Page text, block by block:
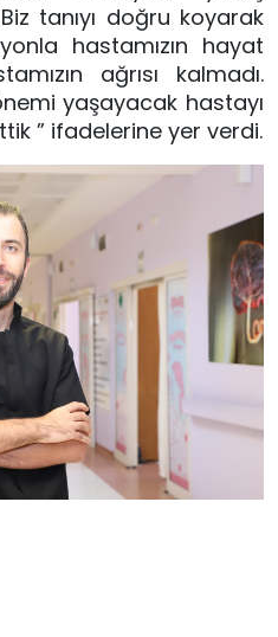
tanıyı doğru koyarak
hastamızın hayat
ağrısı kalmadı.
yaşayacak hastayı
” ifadelerine yer verdi.